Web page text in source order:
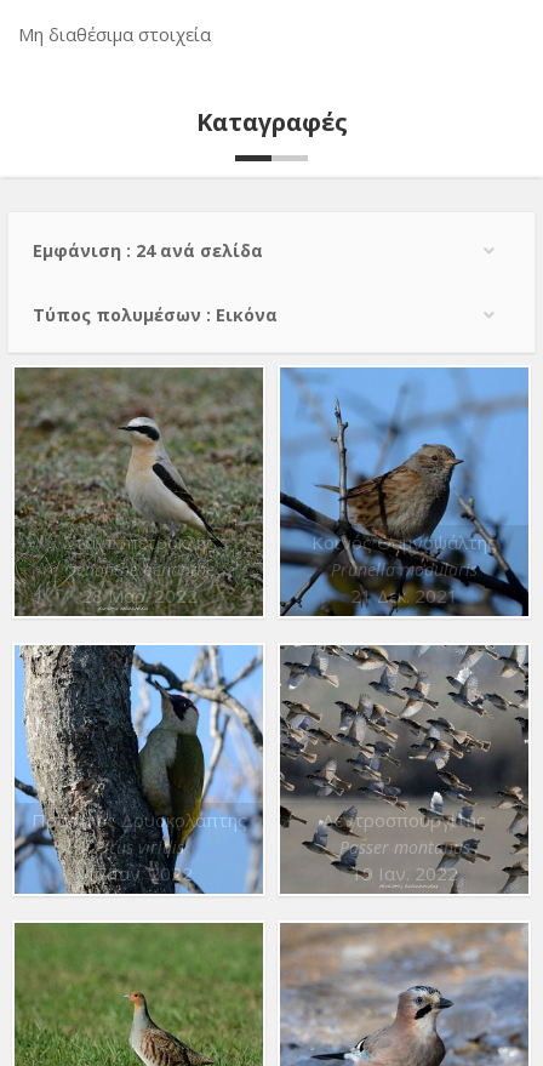
Μη διαθέσιμα στοιχεία
Καταγραφές
Εμφάνιση : 24 ανά σελίδα
Τύπος πολυμέσων : Εικόνα
Σταχτοπετρόκλης
Oenanthe oenanthe
28 Μαρ. 2022
Κοινός Θαμνοψάλτης
Prunella modularis
21 Δεκ. 2021
Πράσινος Δρυοκολάπτης
Picus viridis
17 Ιαν. 2022
Δεντροσπουργίτης
Passer montanus
19 Ιαν. 2022